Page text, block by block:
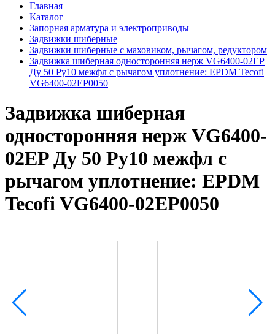
Главная
Каталог
Запорная арматура и электроприводы
Задвижки шиберные
Задвижки шиберные с маховиком, рычагом, редуктором
Задвижка шиберная односторонняя нерж VG6400-02EP
Ду 50 Ру10 межфл с рычагом уплотнение: EPDM Tecofi
VG6400-02EP0050
Задвижка шиберная
односторонняя нерж VG6400-
02EP Ду 50 Ру10 межфл с
рычагом уплотнение: EPDM
Tecofi VG6400-02EP0050